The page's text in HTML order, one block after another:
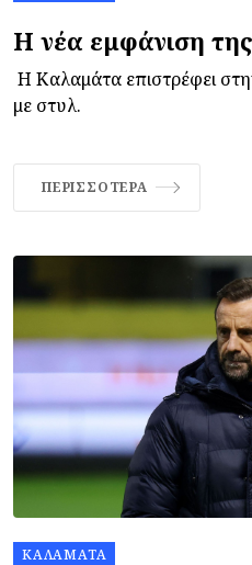
Η νέα εμφάνιση
Η Καλαμάτα επιστρέφει
με στυλ.
ΠΕΡΙΣΣΌΤΕΡΑ
ΚΑΛΑΜΆΤΑ